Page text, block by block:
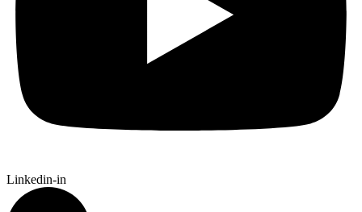
Linkedin-in